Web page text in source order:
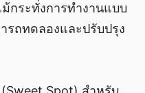
กระทั่งการทำงานแบบ
รถทดลองและปรับปรุง